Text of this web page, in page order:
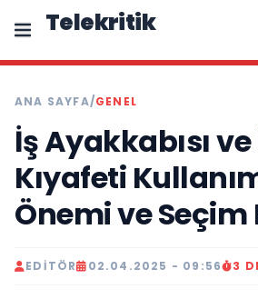
Telekritik
ANA SAYFA/GENEL
İş Ayakkabısı ve
Kıyafeti
Önemi ve
EDITÖR 02.04.2025 - 09:56 3